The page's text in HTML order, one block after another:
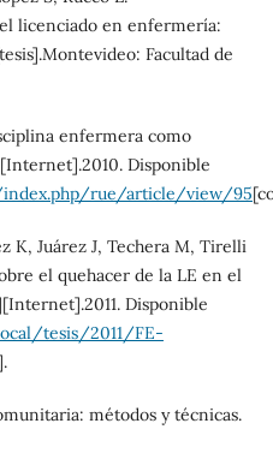
licenciado en enfermería:
Facultad de
enfermera como
Disponible
rue/article/view/95
K, Juárez J, Techera M, Tirelli
el quehacer de la LE en el
Disponible
tesis/2011/FE-
métodos y técnicas.